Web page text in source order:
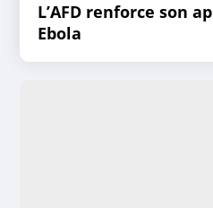
L’AFD renforce son
Ebola